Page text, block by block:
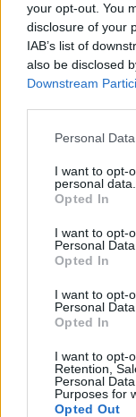
your opt-out. You
disclosure of your
IAB’s list of
also be disclosed
Downstream
Personal
I want to opt-
personal data.
Opted In
I want to opt-
Personal Data.
Opted In
I want to opt-
Personal
Opted In
I want to opt-
Retention,
Personal
Purposes for
Opted Out
May Ry Kim du
Newsque la
vous pourriez
tout ce dont
de sorte qu’il
bénévoles non